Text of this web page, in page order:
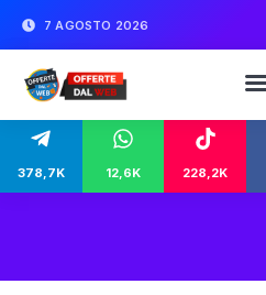
7 AGOSTO 2026
378,7K 12,6K 228,2K